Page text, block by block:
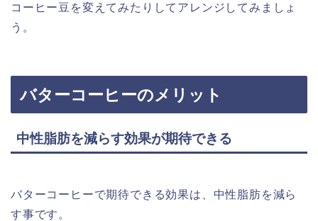
コーヒー豆を変えてみたりしてアレンジしてみましょ
う。
バターコーヒーのメリット
中性脂肪を減らす効果が期待できる
バターコーヒーで期待できる効果は、中性脂肪を減ら
す事です。